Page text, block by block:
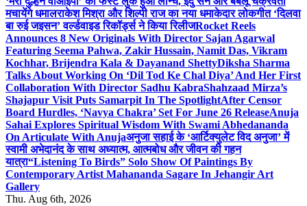
मचायेंगे धमालराकेश मिश्रा और शिल्पी राज का नया धमाकेदार लोकगीत ‘दिलवा
बा रुई जइसन’ वर्ल्डवाइड रिकॉर्ड्स ने किया रिलीजRocket Reels
Announces 8 New Originals With Director Sajan Agarwal
Featuring Seema Pahwa, Zakir Hussain, Namit Das, Vikram
Kochhar, Brijendra Kala & Dayanand ShettyDiksha Sharma
Talks About Working On ‘Dil Tod Ke Chal Diya’ And Her First
Collaboration With Director Sadhu KabraShahzaad Mirza’s
Shajapur Visit Puts Samarpit In The SpotlightAfter Censor
Board Hurdles, ‘Navya Chakra’ Set For June 26 ReleaseAnuja
Sahai Explores Spiritual Wisdom With Swami Abhedananda
On Articulate With Anujaअनुजा सहाई के ‘आर्टिक्युलेट विद अनुजा’ में
स्वामी अभेदानंद के साथ अध्यात्म, आत्मबोध और जीवन की गहन
यात्रा“Listening To Birds” Solo Show Of Paintings By
Contemporary Artist Mahananda Sagare In Jehangir Art
Gallery
Thu. Aug 6th, 2026